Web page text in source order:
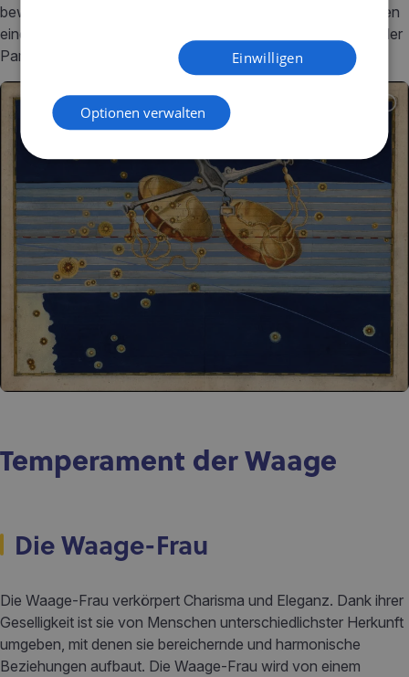
bewältigen. Sie erkennen die Stärken aller Beteiligten, suchen
einen gemeinsamen Nenner und nutzen klug die Vorzüge aller
Parteien, um gemeinsam zum Ziel zu kommen.
Temperament der Waage
Die Waage-Frau
Die Waage-Frau verkörpert Charisma und Eleganz. Dank ihrer
Geselligkeit ist sie von Menschen unterschiedlichster Herkunft
umgeben, mit denen sie bereichernde und harmonische
Beziehungen aufbaut. Die Waage-Frau wird von einem
Einwilligen
Optionen verwalten